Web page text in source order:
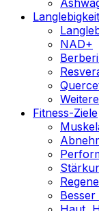
Langlebigkeit
NAD+
Fitness-Ziele